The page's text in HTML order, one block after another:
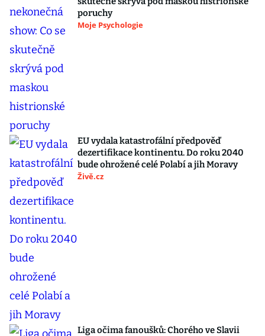
poruchy
Moje Psychologie
EU vydala katastrofální předpověď
dezertifikace kontinentu. Do roku 2040
bude ohrožené celé Polabí a jih Moravy
Živě.cz
Liga očima fanoušků: Chorého ve Slavii